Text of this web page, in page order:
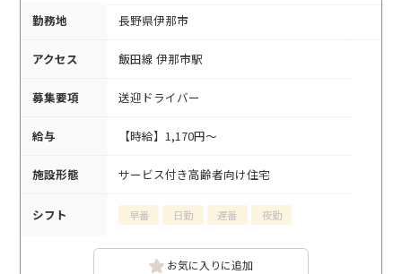
勤務地 長野県伊那市
アクセス 飯田線 伊那市駅
募集要項 送迎ドライバー
給与 【時給】1,170円～
施設形態 サービス付き高齢者向け住宅
シフト 早番 日勤 遅番 夜勤
お気に入りに追加